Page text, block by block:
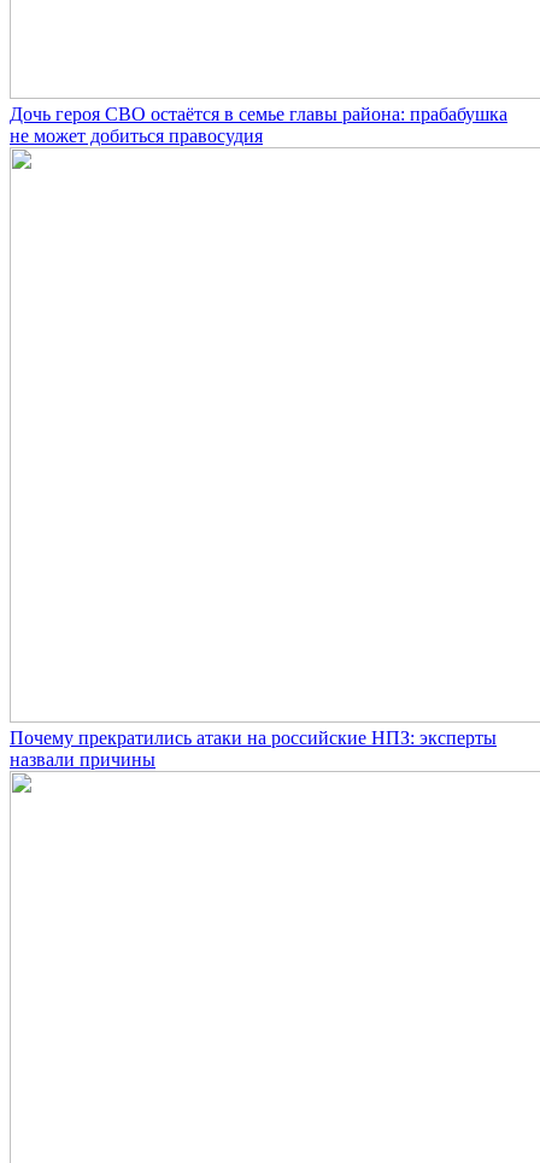
Дочь героя СВО остаётся в семье главы района: прабабушка
не может добиться правосудия
Почему прекратились атаки на российские НПЗ: эксперты
назвали причины